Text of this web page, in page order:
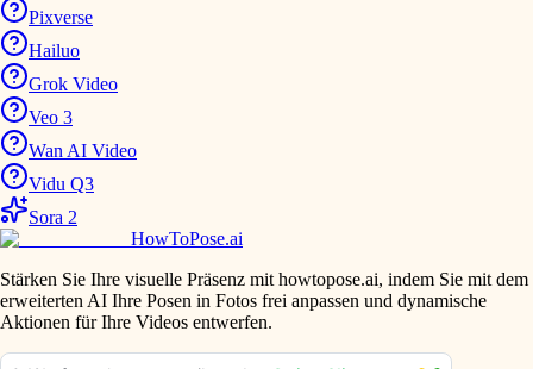
Pixverse
Hailuo
Grok Video
Veo 3
Wan AI Video
Vidu Q3
Sora 2
HowToPose.ai
Stärken Sie Ihre visuelle Präsenz mit howtopose.ai, indem Sie mit dem
erweiterten AI Ihre Posen in Fotos frei anpassen und dynamische
Aktionen für Ihre Videos entwerfen.